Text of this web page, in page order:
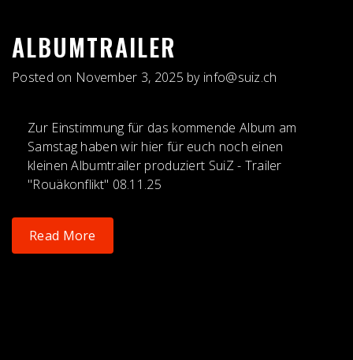
ALBUMTRAILER
Posted on November 3, 2025 by info@suiz.ch
Zur Einstimmung für das kommende Album am
Samstag haben wir hier für euch noch einen
kleinen Albumtrailer produziert SuiZ - Trailer
"Rouäkonflikt" 08.11.25
Read More